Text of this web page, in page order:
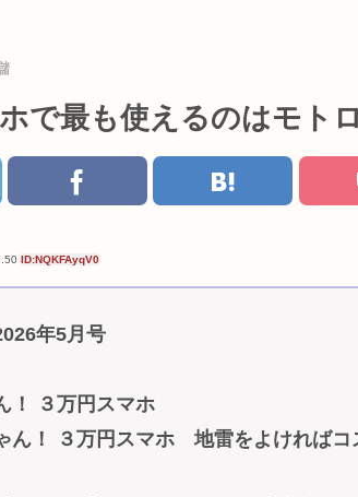
で最も使えるのはモト
ID:NQKFAyqV0
年5月号
！ ３万円スマホ
ん！ ３万円スマホ 地雷をよければコ